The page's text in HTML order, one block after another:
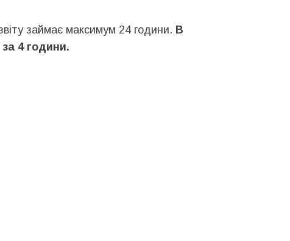
займає максимум 24 години. В
4 години.